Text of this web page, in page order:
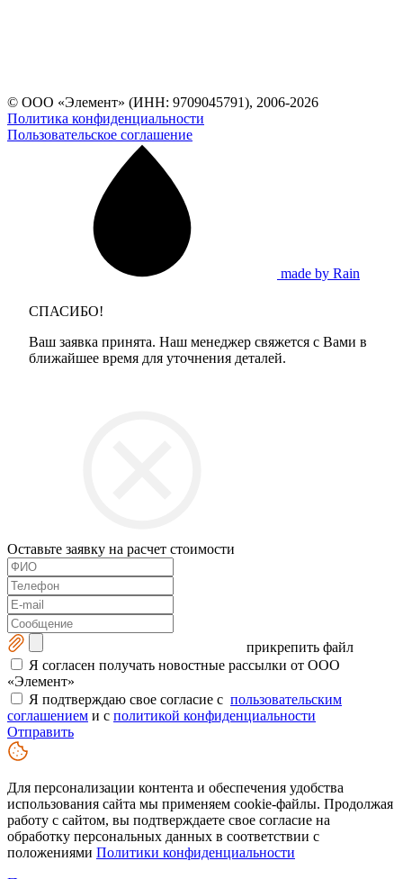
© ООО «Элемент» (ИНН: 9709045791), 2006-2026
Политика конфиденциальности
Пользовательское соглашение
made by Rain
СПАСИБО!
Ваш заявка принята. Наш менеджер свяжется с Вами в
ближайшее время для уточнения деталей.
Оставьте заявку на расчет стоимости
прикрепить файл
Я согласен получать новостные рассылки от ООО
«Элемент»
Я подтверждаю свое согласие с пользовательским
соглашением и с политикой конфиденциальности
Отправить
Для персонализации контента и обеспечения удобства
использования сайта мы применяем cookie-файлы. Продолжая
работу с сайтом, вы подтверждаете свое согласие на
обработку персональных данных в соответствии с
положениями Политики конфиденциальности